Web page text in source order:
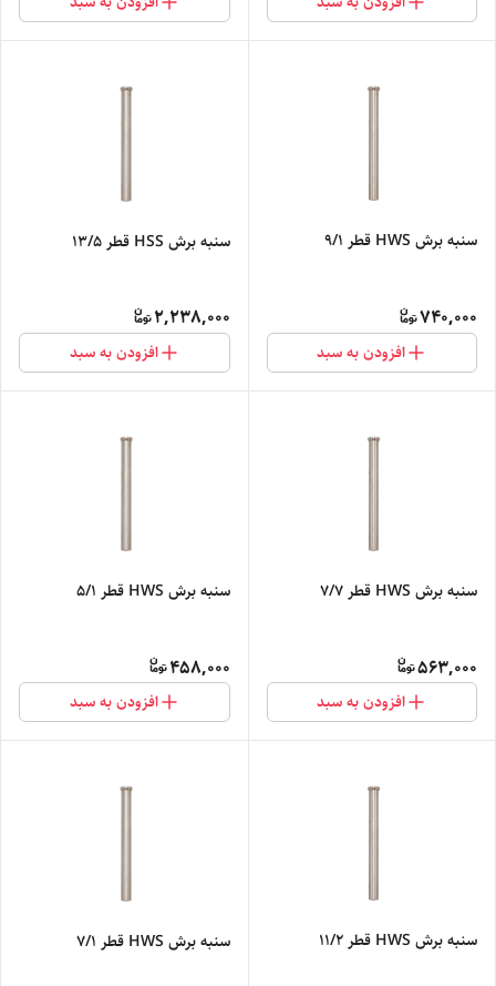
سنبه برش HWS قطر 9/1
740,000
افزودن به سبد
سنبه برش HSS قطر 13/5
2,238,000
افزودن به سبد
سنبه برش HWS قطر 7/7
563,000
افزودن به سبد
سنبه برش HWS قطر 5/1
458,000
افزودن به سبد
سنبه برش HWS قطر 11/2 سنبه برش HWS قطر 7/1